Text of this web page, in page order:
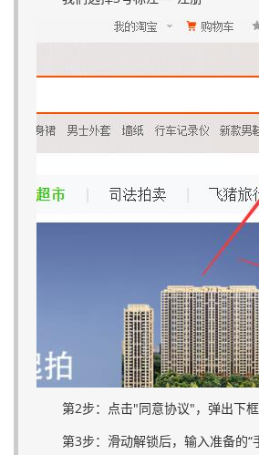
第2步：点击"同意协议"，弹出下框
第3步：滑动解锁后，输入准备的“